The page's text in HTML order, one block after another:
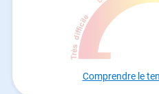
Comprendre le